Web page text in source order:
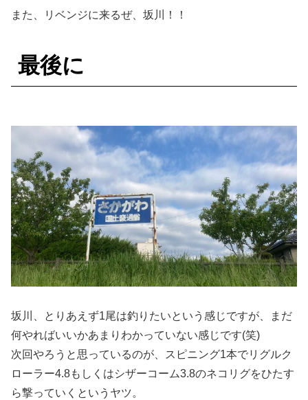
また、リベンジに来るぜ、坂川！！
最後に
坂川、とりあえず1尾は釣りたいという感じですが、まだ
何やればいいかあまりわかっていない感じです(笑)
次回やろうと思っているのが、スピニング1本でリグルク
ローラー4.8もしくはシザーコーム3.8のネコリグをひたす
ら撃っていくというヤツ。